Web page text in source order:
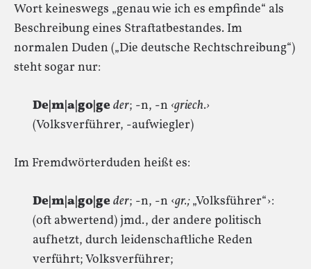
Wort keineswegs „genau wie ich es empfinde“ als
Beschreibung eines Straftatbestandes. Im
normalen Duden („Die deutsche Rechtschreibung“)
steht sogar nur:
De|m|a|go|geder; -n, -n ‹griech.›
(Volksverführer, -aufwiegler)
Im Fremdwörterduden heißt es:
De|m|a|go|geder; -n, -n ‹gr.;„Volksführer“›:
(oft abwertend) jmd., der andere politisch
aufhetzt, durch leidenschaftliche Reden
verführt; Volksverführer;